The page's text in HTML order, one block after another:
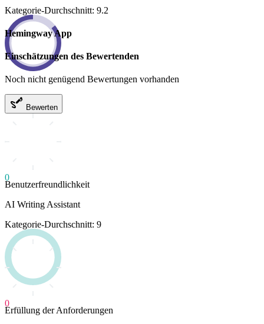
Kategorie-Durchschnitt: 9.2
Hemingway App
Einschätzungen des Bewertenden
Noch nicht genügend Bewertungen vorhanden
Bewerten
0
Benutzerfreundlichkeit
AI Writing Assistant
Kategorie-Durchschnitt: 9
0
Erfüllung der Anforderungen